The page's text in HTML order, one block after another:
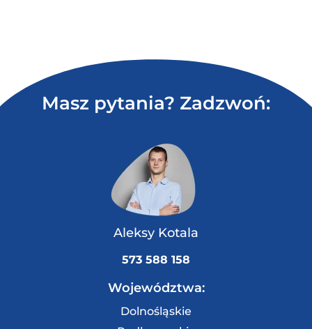
Masz pytania? Zadzwoń:
Aleksy Kotala
573 588 158
Województwa:
Dolnośląskie